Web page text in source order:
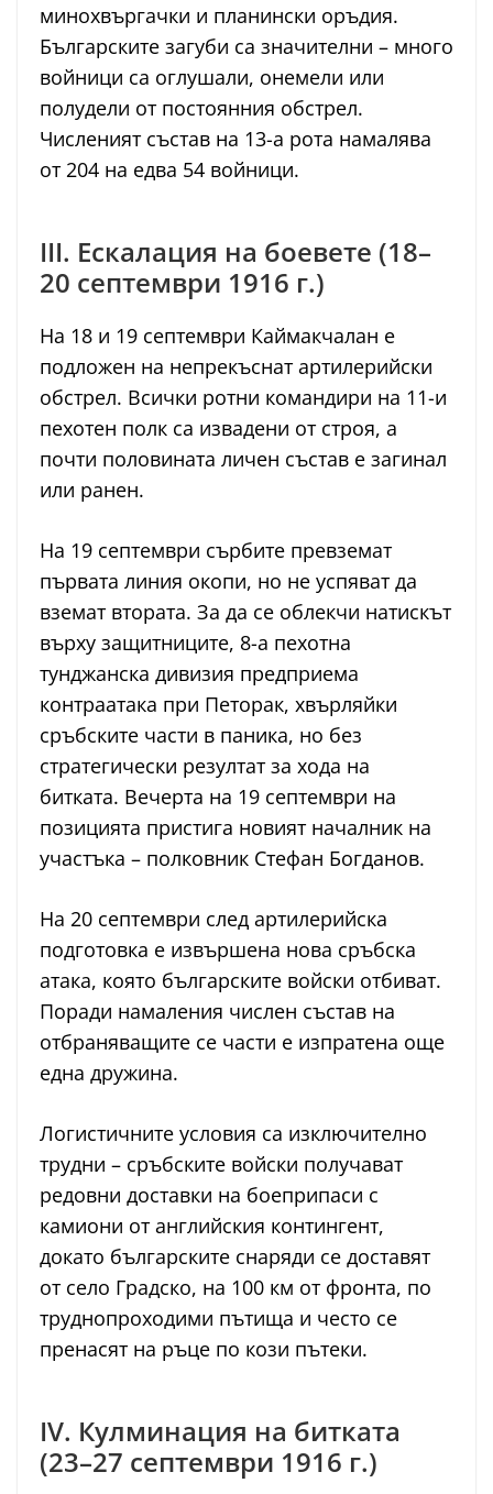
минохвъргачки и планински оръдия.
Българските загуби са значителни – много
войници са оглушали, онемели или
полудели от постоянния обстрел.
Численият състав на 13-а рота намалява
от 204 на едва 54 войници.
III. Ескалация на боевете (18–
20 септември 1916 г.)
На 18 и 19 септември Каймакчалан е
подложен на непрекъснат артилерийски
обстрел. Всички ротни командири на 11-и
пехотен полк са извадени от строя, а
почти половината личен състав е загинал
или ранен.
На 19 септември сърбите превземат
първата линия окопи, но не успяват да
вземат втората. За да се облекчи натискът
върху защитниците, 8-а пехотна
тунджанска дивизия предприема
контраатака при Петорак, хвърляйки
сръбските части в паника, но без
стратегически резултат за хода на
битката. Вечерта на 19 септември на
позицията пристига новият началник на
участъка – полковник Стефан Богданов.
На 20 септември след артилерийска
подготовка е извършена нова сръбска
атака, която българските войски отбиват.
Поради намаления числен състав на
отбраняващите се части е изпратена още
една дружина.
Логистичните условия са изключително
трудни – сръбските войски получават
редовни доставки на боеприпаси с
камиони от английския контингент,
докато българските снаряди се доставят
от село Градско, на 100 км от фронта, по
труднопроходими пътища и често се
пренасят на ръце по кози пътеки.
IV. Кулминация на битката
(23–27 септември 1916 г.)